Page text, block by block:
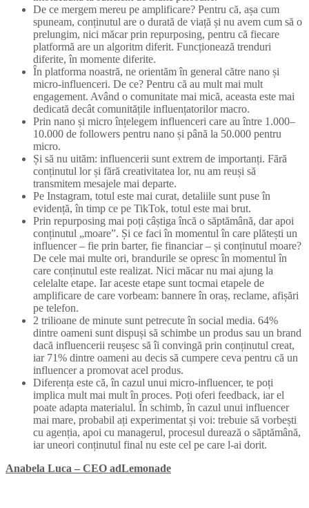
De ce mergem mereu pe amplificare? Pentru că, așa cum
spuneam, conținutul are o durată de viață și nu avem cum să o
prelungim, nici măcar prin repurposing, pentru că fiecare
platformă are un algoritm diferit. Funcționează trenduri
diferite, în momente diferite.
În platforma noastră, ne orientăm în general către nano și
micro-influenceri. De ce? Pentru că au mult mai mult
engagement. Având o comunitate mai mică, aceasta este mai
dedicată decât comunitățile influențatorilor macro.
Prin nano și micro înțelegem influenceri care au între 1.000–
10.000 de followers pentru nano și până la 50.000 pentru
micro.
Și să nu uităm: influencerii sunt extrem de importanți. Fără
conținutul lor și fără creativitatea lor, nu am reuși să
transmitem mesajele mai departe.
Pe Instagram, totul este mai curat, detaliile sunt puse în
evidență, în timp ce pe TikTok, totul este mai brut.
Prin repurposing mai poți câștiga încă o săptămână, dar apoi
conținutul „moare”. Și ce faci în momentul în care plătești un
influencer – fie prin barter, fie financiar – și conținutul moare?
De cele mai multe ori, brandurile se opresc în momentul în
care conținutul este realizat. Nici măcar nu mai ajung la
celelalte etape. Iar aceste etape sunt tocmai etapele de
amplificare de care vorbeam: bannere în oraș, reclame, afișări
pe telefon.
2 trilioane de minute sunt petrecute în social media. 64%
dintre oameni sunt dispuși să schimbe un produs sau un brand
dacă influencerii reușesc să îi convingă prin conținutul creat,
iar 71% dintre oameni au decis să cumpere ceva pentru că un
influencer a promovat acel produs.
Diferența este că, în cazul unui micro-influencer, te poți
implica mult mai mult în proces. Poți oferi feedback, iar el
poate adapta materialul. În schimb, în cazul unui influencer
mai mare, probabil ați experimentat și voi: trebuie să vorbești
cu agenția, apoi cu managerul, procesul durează o săptămână,
iar uneori conținutul final nu este cel pe care l-ai dorit.
Anabela Luca – CEO adLemonade